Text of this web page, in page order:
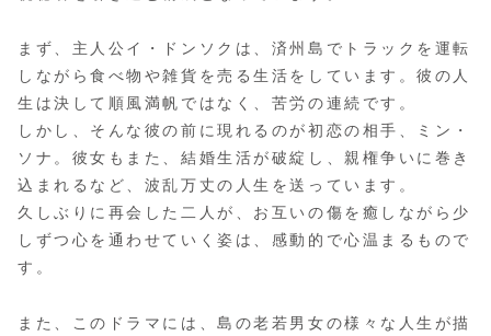
まず、主人公イ・ドンソクは、済州島でトラックを運転
しながら食べ物や雑貨を売る生活をしています。彼の人
生は決して順風満帆ではなく、苦労の連続です。
しかし、そんな彼の前に現れるのが初恋の相手、ミン・
ソナ。彼女もまた、結婚生活が破綻し、親権争いに巻き
込まれるなど、波乱万丈の人生を送っています。
久しぶりに再会した二人が、お互いの傷を癒しながら少
しずつ心を通わせていく姿は、感動的で心温まるもので
す。
また、このドラマには、島の老若男女の様々な人生が描